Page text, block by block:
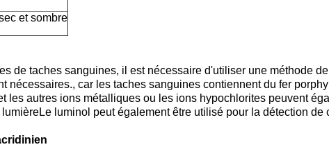
et sombre
de taches sanguines, il est nécessaire d'utiliser une méthode
nécessaires., car les taches sanguines contiennent du fer
les autres ions métalliques ou les ions hypochlorites peuvent
luminol peut également être utilisé pour la détection de